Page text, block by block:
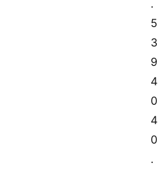
.
5
3
9
4
0
4
0
.